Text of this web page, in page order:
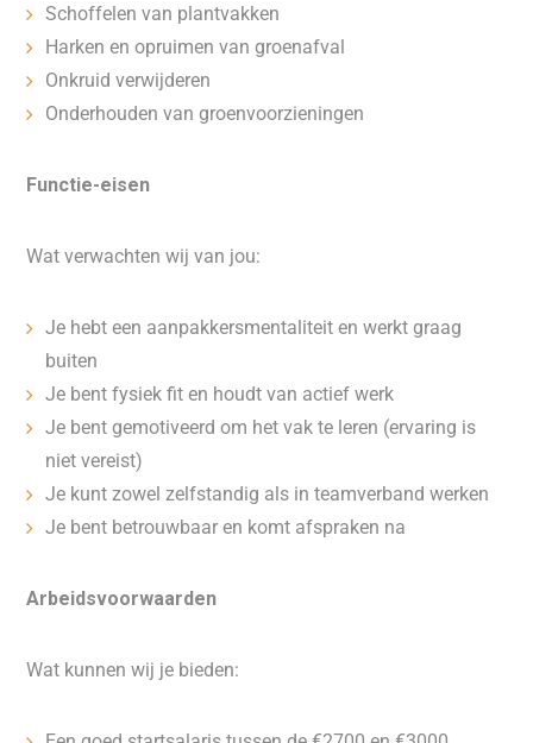
Schoffelen van plantvakken
Harken en opruimen van groenafval
Onkruid verwijderen
Onderhouden van groenvoorzieningen
Functie-eisen
Wat verwachten wij van jou:
Je hebt een aanpakkersmentaliteit en werkt graag
buiten
Je bent fysiek fit en houdt van actief werk
Je bent gemotiveerd om het vak te leren (ervaring is
niet vereist)
Je kunt zowel zelfstandig als in teamverband werken
Je bent betrouwbaar en komt afspraken na
Arbeidsvoorwaarden
Wat kunnen wij je bieden: